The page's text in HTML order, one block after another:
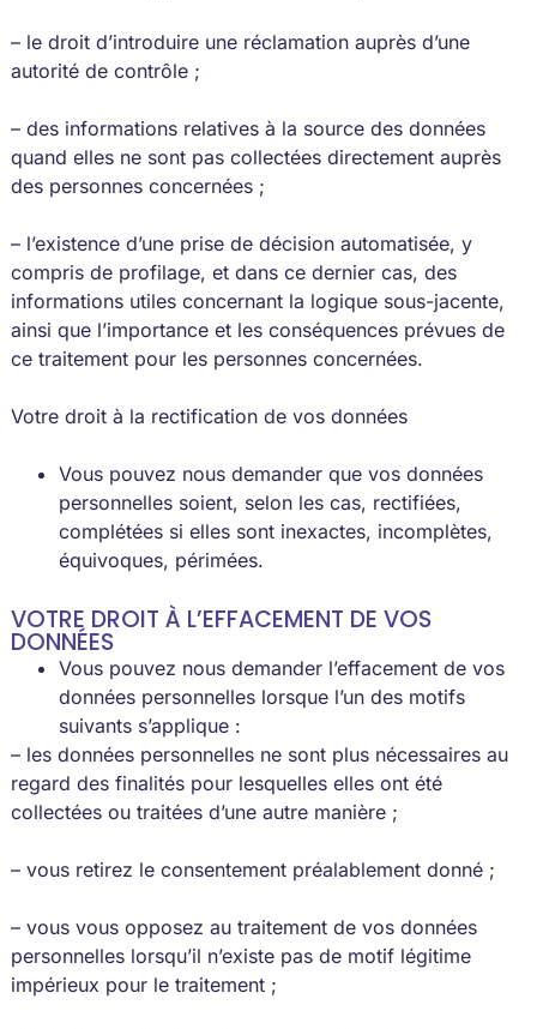
– le droit d’introduire une réclamation auprès d’une
autorité de contrôle ;
– des informations relatives à la source des données
quand elles ne sont pas collectées directement auprès
des personnes concernées ;
– l’existence d’une prise de décision automatisée, y
compris de profilage, et dans ce dernier cas, des
informations utiles concernant la logique sous-jacente,
ainsi que l’importance et les conséquences prévues de
ce traitement pour les personnes concernées.
Votre droit à la rectification de vos données
Vous pouvez nous demander que vos données
personnelles soient, selon les cas, rectifiées,
complétées si elles sont inexactes, incomplètes,
équivoques, périmées.
VOTRE DROIT À L’EFFACEMENT DE VOS
DONNÉES
Vous pouvez nous demander l’effacement de vos
données personnelles lorsque l’un des motifs
suivants s’applique :
– les données personnelles ne sont plus nécessaires au
regard des finalités pour lesquelles elles ont été
collectées ou traitées d’une autre manière ;
– vous retirez le consentement préalablement donné ;
– vous vous opposez au traitement de vos données
personnelles lorsqu’il n’existe pas de motif légitime
impérieux pour le traitement ;